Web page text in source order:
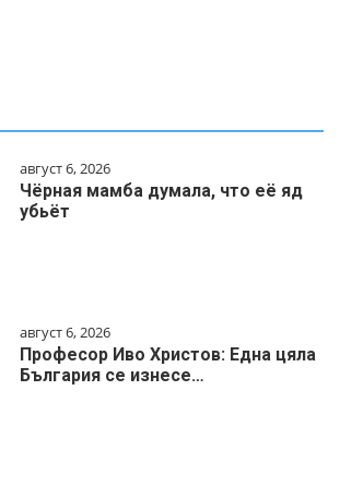
август 6, 2026
Чёрная мамба думала, что её яд
убьёт
август 6, 2026
Професор Иво Христов: Една цяла
България се изнесе…